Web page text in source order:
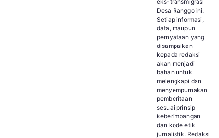
eks-transmigrasi
Desa Ranggo ini.
Setiap informasi,
data, maupun
pernyataan yang
disampaikan
kepada redaksi
akan menjadi
bahan untuk
melengkapi dan
menyempurnakan
pemberitaan
sesuai prinsip
keberimbangan
dan kode etik
jurnalistik. Redaksi